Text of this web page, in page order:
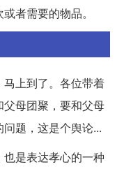
者需要的物品。
上到了。各位带着
母团聚，要和父母
题，这是个舆论...
是表达孝心的一种